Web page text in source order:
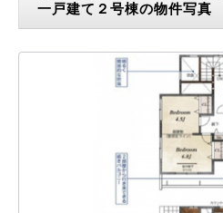
一戸建て２号棟の物件写真